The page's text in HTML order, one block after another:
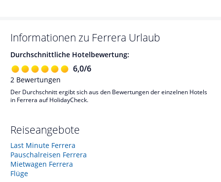
Informationen zu Ferrera Urlaub
Durchschnittliche Hotelbewertung:
6,0/6
2 Bewertungen
Der Durchschnitt ergibt sich aus den Bewertungen der einzelnen Hotels
in Ferrera auf HolidayCheck.
Reiseangebote
Last Minute Ferrera
Pauschalreisen Ferrera
Mietwagen Ferrera
Flüge